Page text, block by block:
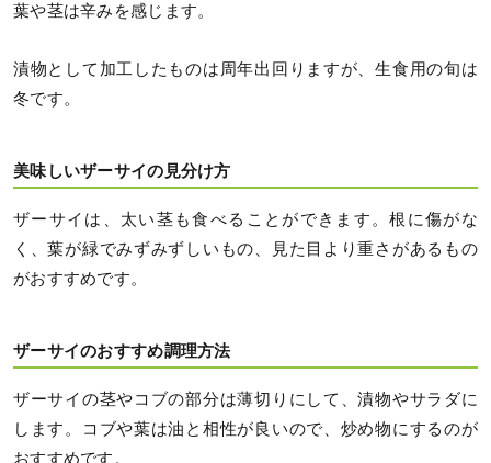
葉や茎は辛みを感じます。
漬物として加工したものは周年出回りますが、生食用の旬は
冬です。
美味しいザーサイの見分け方
ザーサイは、太い茎も食べることができます。根に傷がな
く、葉が緑でみずみずしいもの、見た目より重さがあるもの
がおすすめです。
ザーサイのおすすめ調理方法
ザーサイの茎やコブの部分は薄切りにして、漬物やサラダに
します。コブや葉は油と相性が良いので、炒め物にするのが
おすすめです。